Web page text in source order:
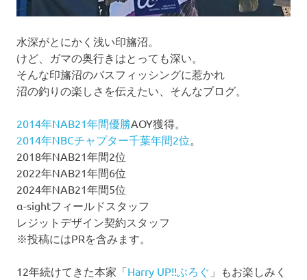
水深がとにかく浅い印旛沼。
けど、ガマの奥行きはとっても深い。
そんな印旛沼のバスフィッシングに惹かれ
沼の釣りの楽しさを伝えたい、そんなブログ。
2014年NAB21年間優勝AOY獲得。
2014年NBCチャプター千葉年間2位
2018年NAB21年間2位
2022年NAB21年間6位
2024年NAB21年間5位
α-sightフィールドスタッフ
レジットデザイン契約スタッフ
※投稿にはPRを含みます。
12年続けてきた本家「Harry UP!!ぶろぐ 」もお楽しみく